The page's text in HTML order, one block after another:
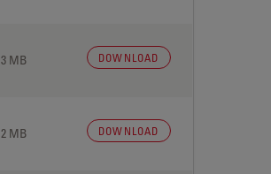
MB DOWNLOAD
MB DOWNLOAD